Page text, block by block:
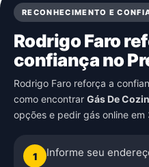
RECONHECIMENTO E
Rodrigo Faro
confiança no
Rodrigo Faro reforça a
como encontrar Gás De
opções e pedir gás online em
1 Informe seu